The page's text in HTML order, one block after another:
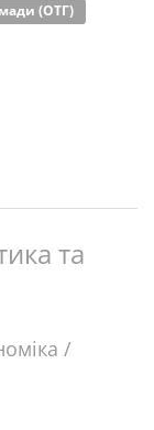
(ОТГ)
та
/